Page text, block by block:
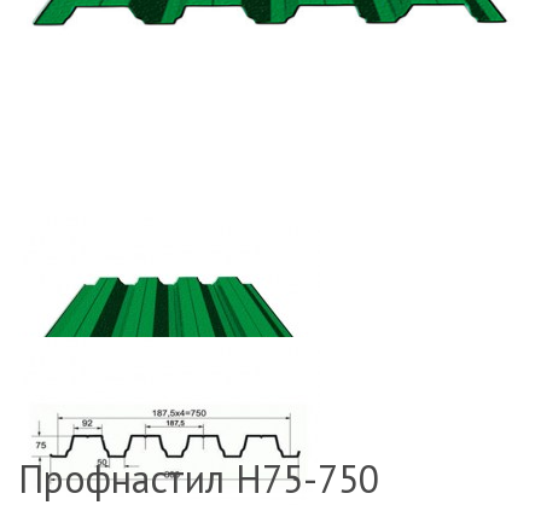
Профнастил H75-750